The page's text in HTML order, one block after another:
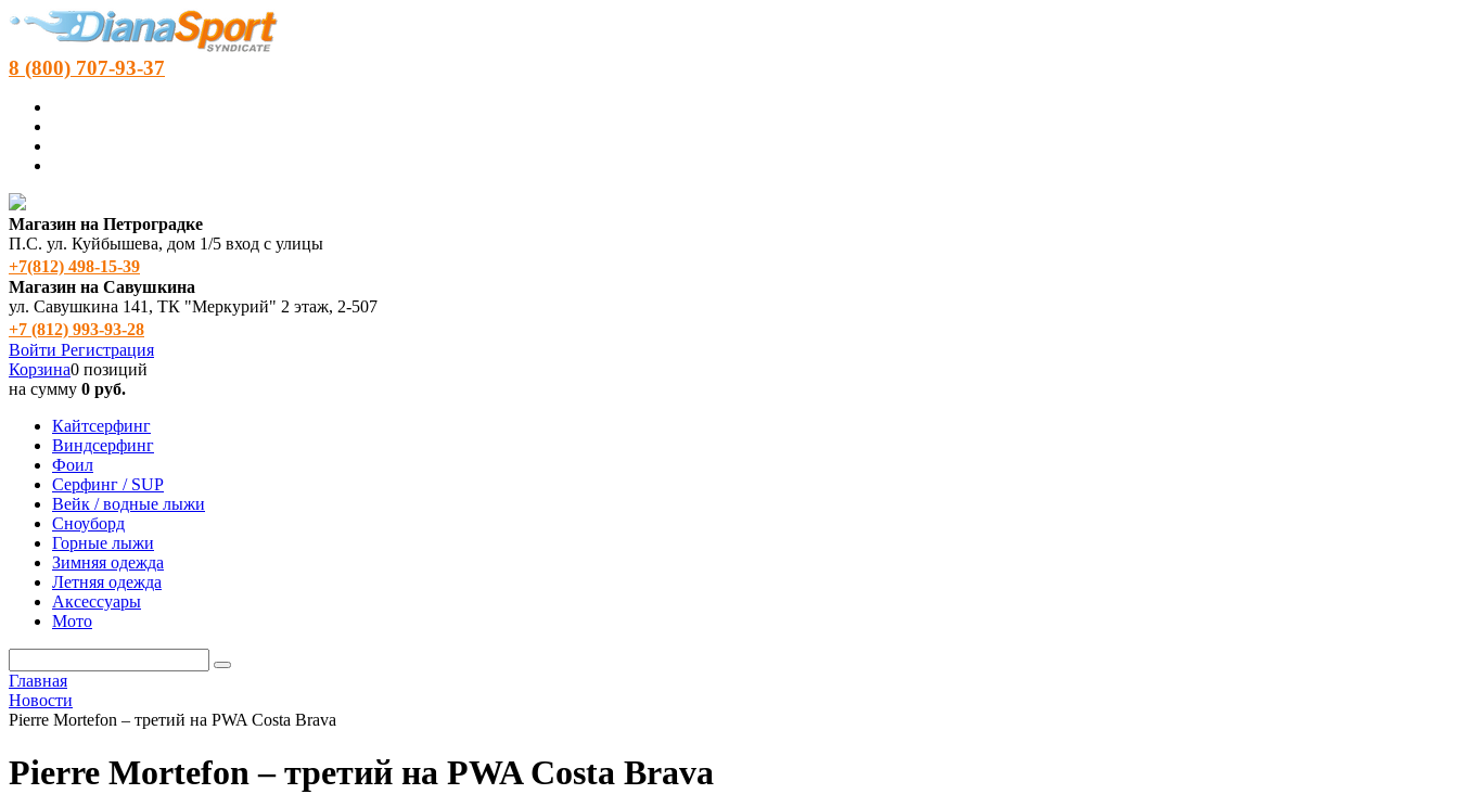
8 (800) 707-93-37
Магазин на Петроградке
П.С. ул. Куйбышева, дом 1/5 вход с улицы
+7(812) 498‑15-39
Магазин на Савушкина
ул. Савушкина 141, ТК "Меркурий" 2 этаж, 2-507
+7 (812) 993-93-28
Войти Регистрация
Корзина0 позиций
на сумму 0 руб.
Кайтсерфинг
Виндсерфинг
Фоил
Серфинг / SUP
Вейк / водные лыжи
Сноуборд
Горные лыжи
Зимняя одежда
Летняя одежда
Аксессуары
Мото
Главная
Новости
Pierre Mortefon – третий на PWA Costa Brava
Pierre Mortefon – третий на PWA Costa Brava